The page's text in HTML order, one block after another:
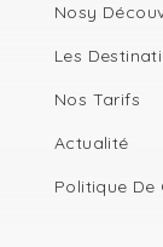
Nosy
Les
Nos Tarifs
Actualité
Politique